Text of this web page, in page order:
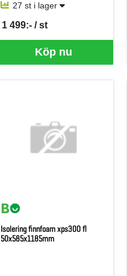
27 st i lager
Köp nu
1 499:- / st
SEK per ST
Isolering finnfoam xps300 fl
50x585x1185mm